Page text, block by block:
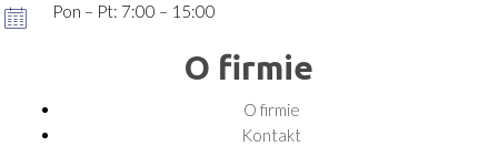
Pon – Pt: 7:00 – 15:00
O firmie
O firmie
Kontakt